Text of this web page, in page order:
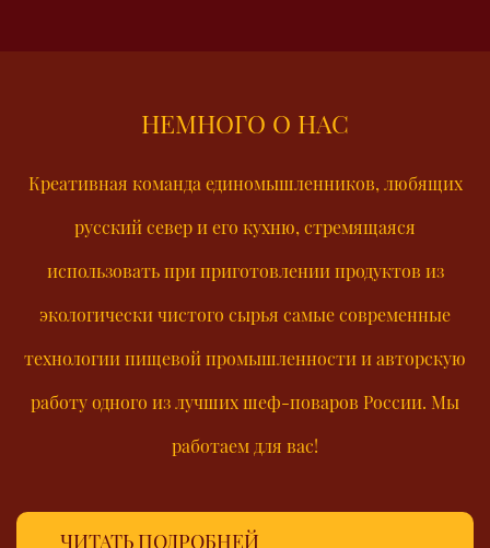
НЕМНОГО О НАС
Креативная команда единомышленников, любящих
русский север и его кухню, стремящаяся
использовать при приготовлении продуктов из
экологически чистого сырья самые современные
технологии пищевой промышленности и авторскую
работу одного из лучших шеф-поваров России. Мы
работаем для вас!
ЧИТАТЬ ПОДРОБНЕЙ